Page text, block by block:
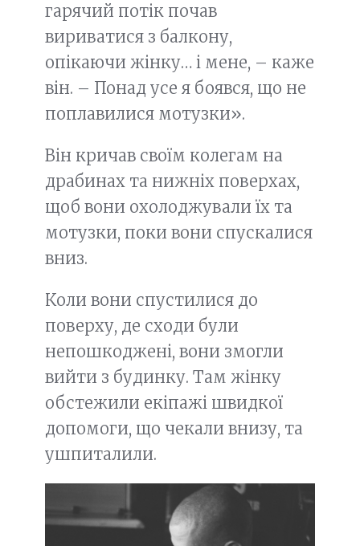
гарячий потік почав
вириватися з балкону,
опікаючи жінку… і мене, – каже
він. – Понад усе я боявся, що не
поплавилися мотузки».
Він кричав своїм колегам на
драбинах та нижніх поверхах,
щоб вони охолоджували їх та
мотузки, поки вони спускалися
вниз.
Коли вони спустилися до
поверху, де сходи були
непошкоджені, вони змогли
вийти з будинку. Там жінку
обстежили екіпажі швидкої
допомоги, що чекали внизу, та
ушпиталили.